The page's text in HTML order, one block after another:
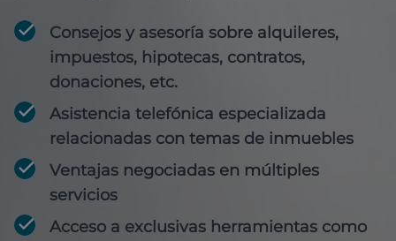
Consejos y asesoría sobre alquileres,
impuestos, hipotecas, contratos,
donaciones, etc.
Asistencia telefónica especializada
relacionadas con temas de inmuebles
Ventajas negociadas en múltiples
servicios
Acceso a exclusivas herramientas como